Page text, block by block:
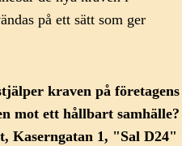
på ett sätt som ger
kraven på företagens
mot ett hållbart samhälle?
Kaserngatan 1, "Sal D24"